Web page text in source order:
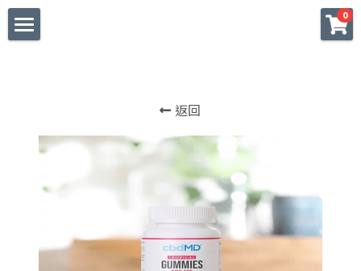
0
常見問題 CBD FAQs
服務預約 Book Now
來合作 Collaboration
返回
×